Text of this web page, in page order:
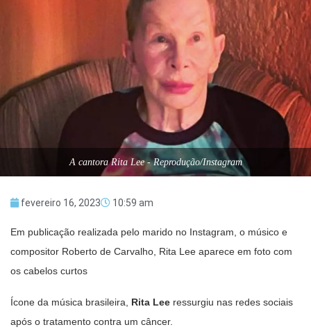
A cantora Rita Lee - Reprodução/Instagram
fevereiro 16, 2023 10:59 am
Em publicação realizada pelo marido no Instagram, o músico e
compositor Roberto de Carvalho, Rita Lee aparece em foto com
os cabelos curtos
Ícone da música brasileira, Rita Lee ressurgiu nas redes sociais
após o tratamento contra um câncer.